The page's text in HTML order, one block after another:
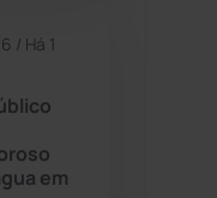
/ Há 1
em